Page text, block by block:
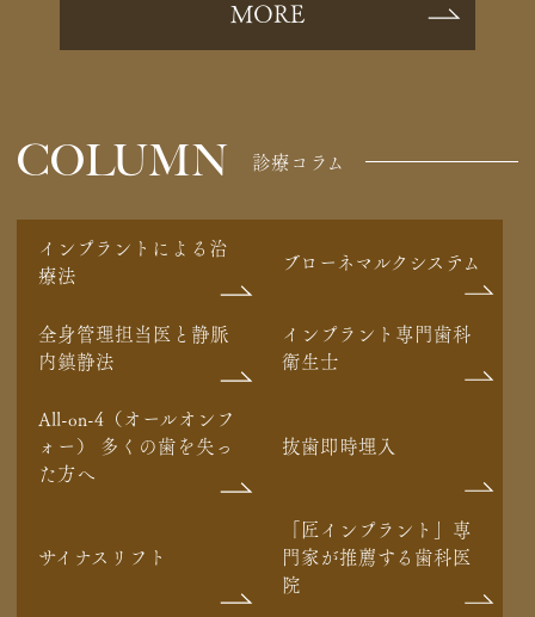
MORE
COLUMN 診療コラム
インプラントによる治
療法
ブローネマルクシステム
全身管理担当医と静脈
内鎮静法
インプラント専門歯科
衛生士
All-on-4（オールオンフ
ォー） 多くの歯を失っ
た方へ
抜歯即時埋入
サイナスリフト
「匠インプラント」専
門家が推薦する歯科医
院